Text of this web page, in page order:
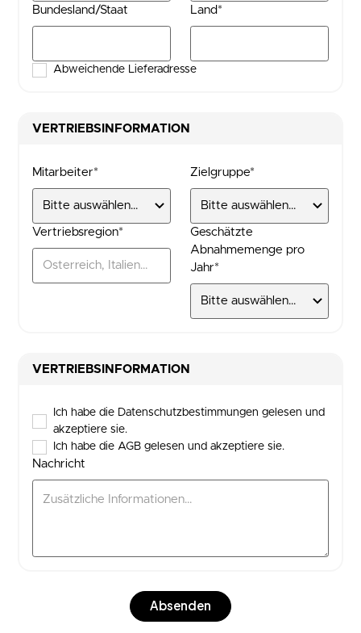
Bundesland/Staat Land*
Abweichende Lieferadresse
VERTRIEBSINFORMATION
Mitarbeiter* Zielgruppe*
Vertriebsregion*
Geschätzte
Abnahmemenge pro
Jahr*
VERTRIEBSINFORMATION
Ich habe die Datenschutzbestimmungen gelesen und
akzeptiere sie.
Ich habe die AGB gelesen und akzeptiere sie.
Nachricht